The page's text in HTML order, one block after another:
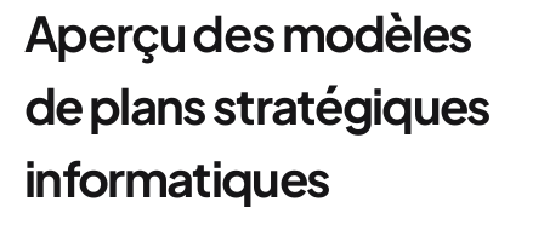
Aperçu desmodèles
de plans stratégiques
informatiques